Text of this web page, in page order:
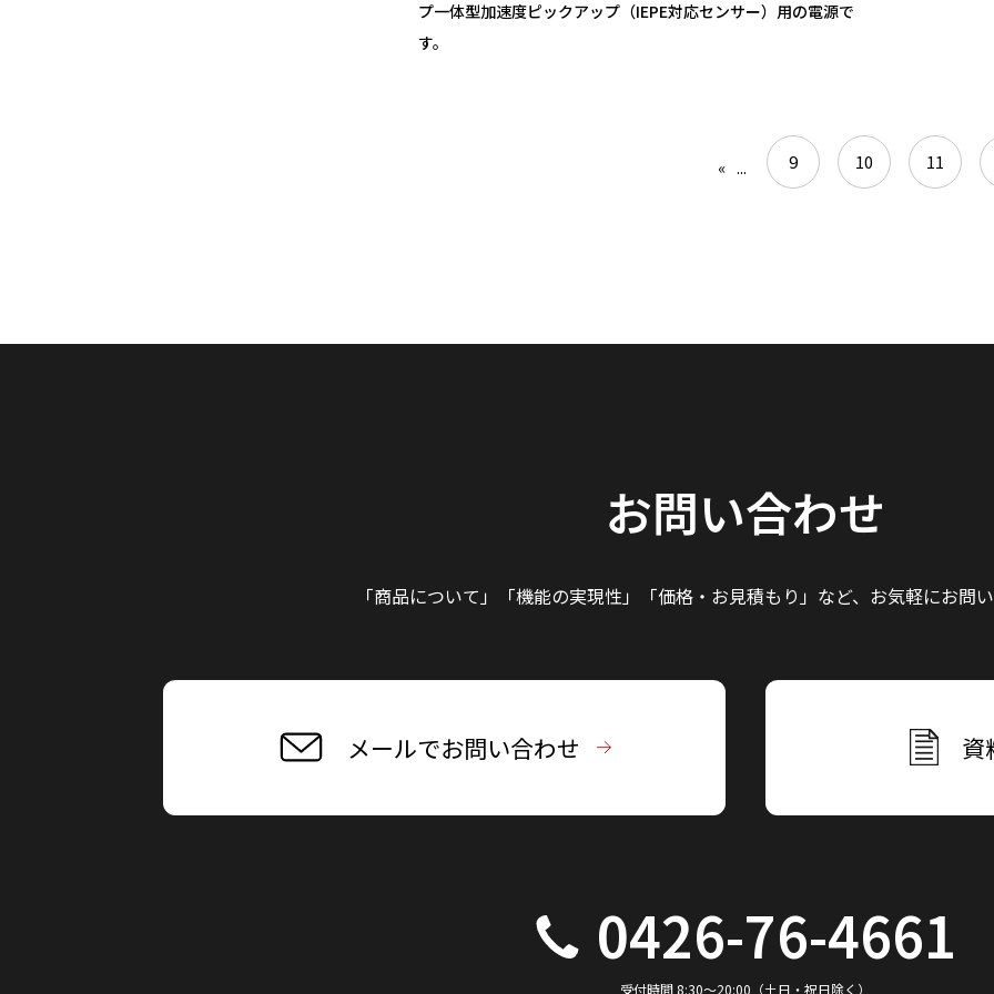
プ一体型加速度ピックアップ（IEPE対応センサー）用の電源で
す。
« ... 9 10 11
お問い合わせ
「商品について」「機能の実現性」 「価格・お見積もり」など、 お気軽にお問
メールでお問い合わせ 資
0426-76-4661
受付時間 8:30～20:00（土日・祝日除く）